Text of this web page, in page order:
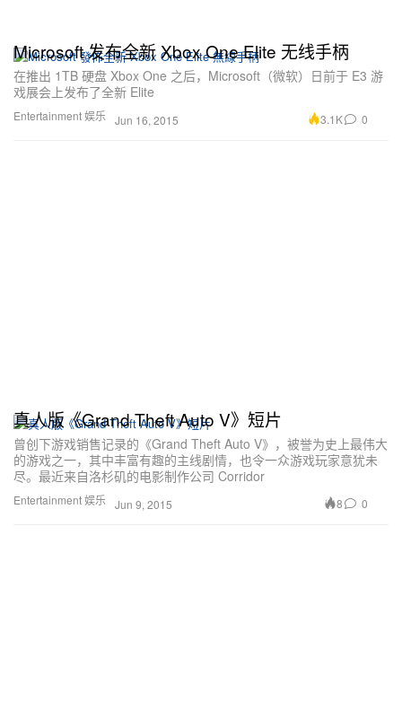
Entertainment 娱乐
Microsoft 发布全新 Xbox One Elite 无线手柄
在推出 1TB 硬盘 Xbox One 之后，Microsoft（微软）日前于 E3 游
戏展会上发布了全新 Elite
Jun 16, 2015 3.1K 0
Entertainment 娱乐
真人版《Grand Theft Auto V》短片
曾创下游戏销售记录的《Grand Theft Auto V》，被誉为史上最伟大
的游戏之一，其中丰富有趣的主线剧情，也令一众游戏玩家意犹未
尽。最近来自洛杉矶的电影制作公司 Corridor
Jun 9, 2015 8 0